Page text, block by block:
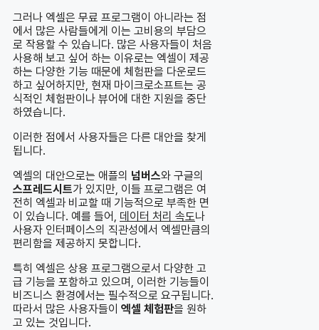
그러나 엑셀은 무료 프로그램이 아니라는 점
에서 많은 사람들에게 이는 고비용의 부담으
로 작용할 수 있습니다. 많은 사용자들이 처음
사용해 보고 싶어 하는 이유로는 엑셀이 제공
하는 다양한 기능 때문에 체험판을 다운로드
하고 싶어하지만, 현재 마이크로소프트는 공
식적인 체험판이나 뷰어에 대한 지원을 중단
하였습니다.
이러한 점에서 사용자들은 다른 대안을 찾게
됩니다.
엑셀의 대안으로는 애플의 넘버스와 구글의
스프레드시트가 있지만, 이들 프로그램은 여
전히 엑셀과 비교할 때 기능적으로 부족한 면
이 있습니다. 예를 들어, 데이터 처리 속도나
사용자 인터페이스의 직관성에서 엑셀만큼의
편리함을 제공하지 못합니다.
특히 엑셀은 상용 프로그램으로서 다양한 고
급 기능을 포함하고 있으며, 이러한 기능들이
비즈니스 환경에서는 필수적으로 요구됩니다.
따라서 많은 사용자들이 엑셀 체험판을 원하
고 있는 것입니다.